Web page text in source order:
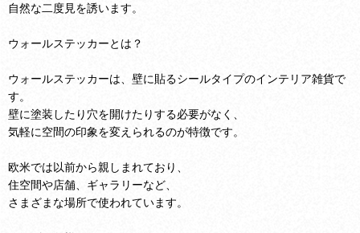
自然な二度見を誘います。
ウォールステッカーとは？
ウォールステッカーは、壁に貼るシールタイプのインテリア雑貨で
す。
壁に塗装したり穴を開けたりする必要がなく、
気軽に空間の印象を変えられるのが特徴です。
欧米では以前から親しまれており、
住空間や店舗、ギャラリーなど、
さまざまな場所で使われています。